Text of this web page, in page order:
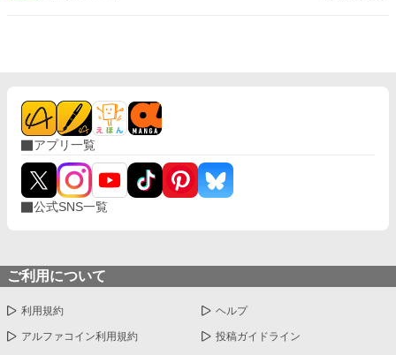
アプリ一覧
公式SNS一覧
ご利用について
利用規約 ヘルプ
アルファコイン利用規約 投稿ガイドライン